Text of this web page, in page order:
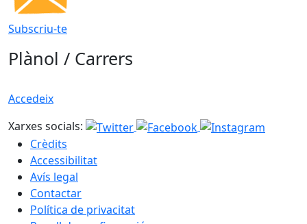
Subscriu-te
Plànol / Carrers
Accedeix
Xarxes socials:
Crèdits
Accessibilitat
Avís legal
Contactar
Política de privacitat